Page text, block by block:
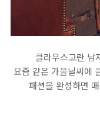
클라우스고란 남
요즘 같은 가을날씨에
패션을 완성하면